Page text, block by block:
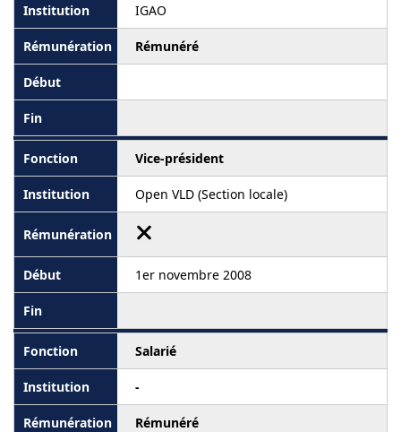
IGAO
Rémunéré
Vice-président
Open VLD (Section locale)
1er novembre 2008
Salarié
-
Rémunéré